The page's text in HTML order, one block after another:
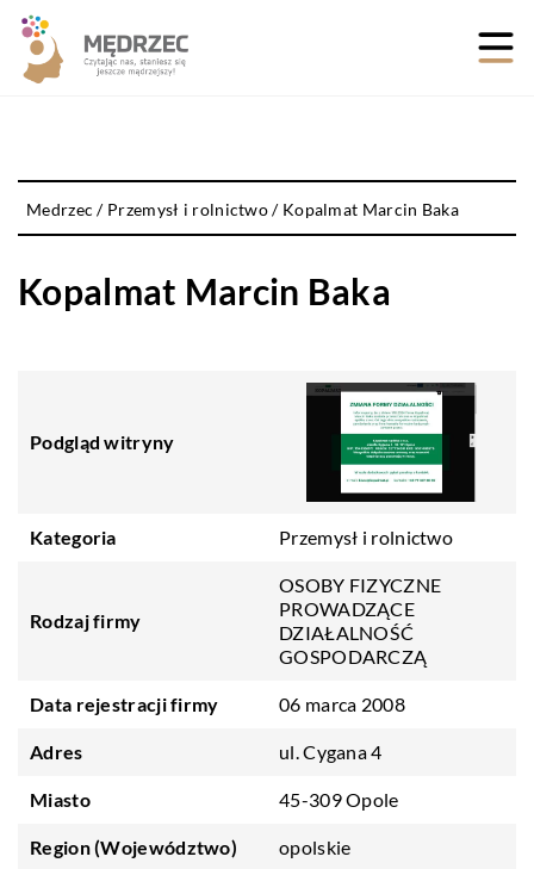
Medrzec / Przemysł i rolnictwo/ Kopalmat Marcin Baka
Kopalmat Marcin Baka
Podgląd witryny
Kategoria Przemysł i rolnictwo
Rodzaj firmy
OSOBY FIZYCZNE
PROWADZĄCE
DZIAŁALNOŚĆ
GOSPODARCZĄ
Data rejestracji firmy 06 marca 2008
Adres ul. Cygana 4
Miasto 45-309 Opole
Region (Województwo) opolskie